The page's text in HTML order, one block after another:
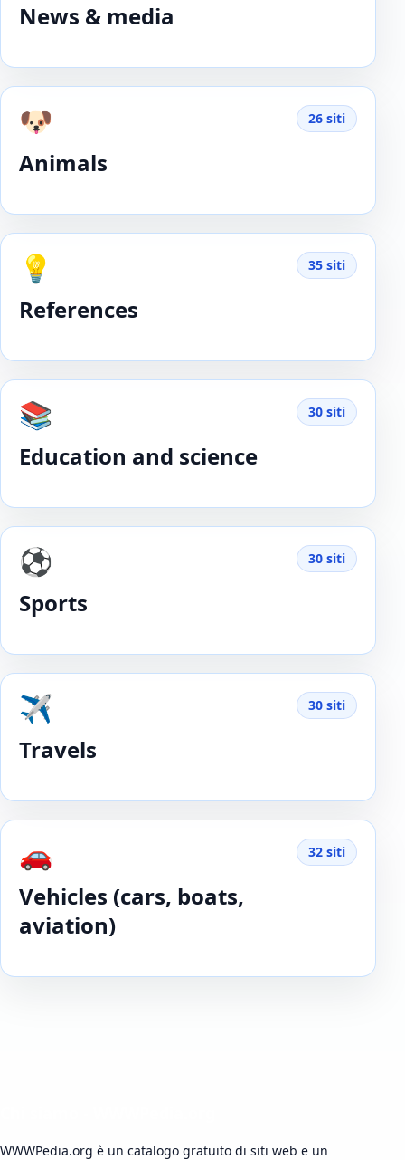
News & media
🐶
Animals
26 siti
💡
References
35 siti
📚
Education and science
30 siti
⚽️
Sports
30 siti
✈️
Travels
30 siti
🚗
Vehicles (cars, boats,
aviation)
32 siti
WWWPedia.org è un catalogo gratuito di siti web e un